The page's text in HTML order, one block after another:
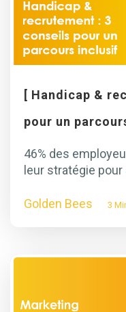
[ Handicap &
pour un
46% des
leur stratégie pour
Golden Bees 3